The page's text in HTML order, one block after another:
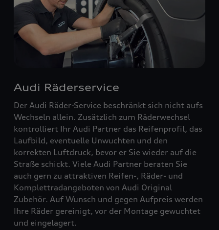
Audi Räderservice
Der Audi Räder-Service beschränkt sich nicht aufs
Wechseln allein. Zusätzlich zum Räderwechsel
kontrolliert Ihr Audi Partner das Reifenprofil, das
Laufbild, eventuelle Unwuchten und den
korrekten Luftdruck, bevor er Sie wieder auf die
Straße schickt. Viele Audi Partner beraten Sie
auch gern zu attraktiven Reifen-, Räder- und
Komplettradangeboten von Audi Original
Zubehör. Auf Wunsch und gegen Aufpreis werden
Ihre Räder gereinigt, vor der Montage gewuchtet
und eingelagert.